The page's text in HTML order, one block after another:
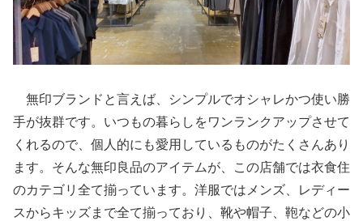
無印ブランドと言えば、シンプルでオシャレかつ使い勝
手が抜群です。いつもの暮らしをワンランクアップさせて
くれるので、個人的にも愛用しているものがたくさんあり
ます。そんな無印良品のアイテムが、この店舗では衣食住
のカテゴリ全て揃っています。洋服ではメンズ、レディー
スからキッズまで全て揃っており、靴や帽子、鞄などの小